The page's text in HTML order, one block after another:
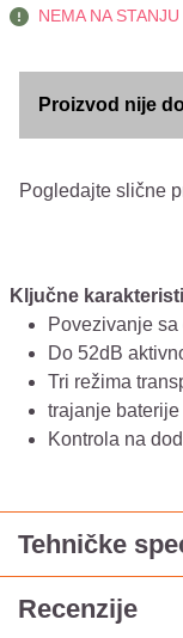
NEMA NA STANJU
Proizvod nije
Pogledajte slične
Ključne
Povezivanje
Do 52dB
Tri režima
trajanje
Kontrola na
Tehničke
Recenzije